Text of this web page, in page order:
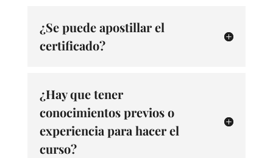
¿Se puede apostillar el
certificado?
¿Hay que tener
conocimientos previos o
experiencia para hacer el
curso?